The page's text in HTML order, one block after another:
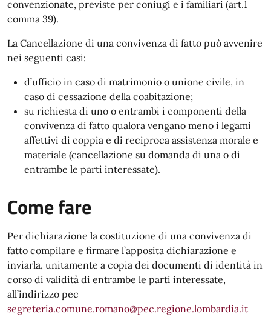
convenzionate, previste per coniugi e i familiari (art.1
comma 39).
La Cancellazione di una convivenza di fatto può avvenire
nei seguenti casi:
d’ufficio in caso di matrimonio o unione civile, in
caso di cessazione della coabitazione;
su richiesta di uno o entrambi i componenti della
convivenza di fatto qualora vengano meno i legami
affettivi di coppia e di reciproca assistenza morale e
materiale (cancellazione su domanda di una o di
entrambe le parti interessate).
Come fare
Per dichiarazione la costituzione di una convivenza di
fatto compilare e firmare l’apposita dichiarazione e
inviarla, unitamente a copia dei documenti di identità in
corso di validità di entrambe le parti interessate,
all’indirizzo pec
segreteria.comune.romano@pec.regione.lombardia.it